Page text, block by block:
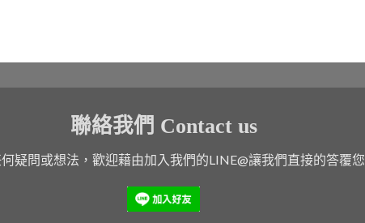
聯絡我們 Contact us
疑問或想法，歡迎藉由加入我們的LINE@讓我們直接的答覆您